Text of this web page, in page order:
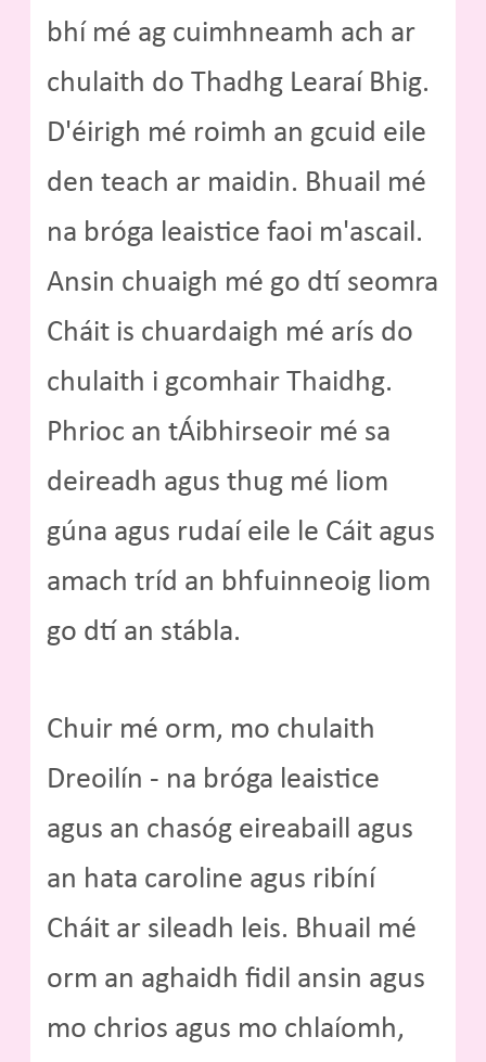
bhí mé ag cuimhneamh ach ar
chulaith do Thadhg Learaí Bhig.
D'éirigh mé roimh an gcuid eile
den teach ar maidin. Bhuail mé
na bróga leaistice faoi m'ascail.
Ansin chuaigh mé go dtí seomra
Cháit is chuardaigh mé arís do
chulaith i gcomhair Thaidhg.
Phrioc an tÁibhirseoir mé sa
deireadh agus thug mé liom
gúna agus rudaí eile le Cáit agus
amach tríd an bhfuinneoig liom
go dtí an stábla.
Chuir mé orm, mo chulaith
Dreoilín - na bróga leaistice
agus an chasóg eireabaill agus
an hata caroline agus ribíní
Cháit ar sileadh leis. Bhuail mé
orm an aghaidh fidil ansin agus
mo chrios agus mo chlaíomh,